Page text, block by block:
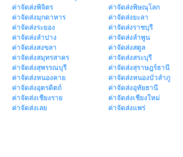
ค่าจัดส่งพิจิตร
ค่าจัดส่งพิษณุโลก
ค่าจัดส่งมุกดาหาร
ค่าจัดส่งยะลา
ค่าจัดส่งระยอง
ค่าจัดส่งราชบุรี
ค่าจัดส่งลำปาง
ค่าจัดส่งลำพูน
ค่าจัดส่งสงขลา
ค่าจัดส่งสตูล
ค่าจัดส่งสมุทรสาคร
ค่าจัดส่งสระบุรี
ค่าจัดส่งสุพรรณบุรี
ค่าจัดส่งสุราษฎร์ธานี
ค่าจัดส่งหนองคาย
ค่าจัดส่งหนองบัวลำภู
ค่าจัดส่งอุตรดิตถ์
ค่าจัดส่งอุทัยธานี
ค่าจัดส่งเชียงราย
ค่าจัดส่งเชียงใหม่
ค่าจัดส่งเลย
ค่าจัดส่งแพร่